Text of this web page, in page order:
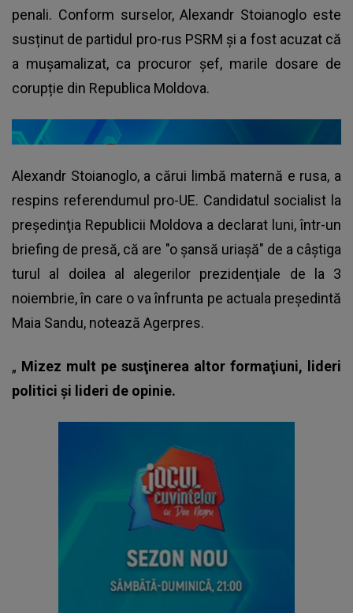
penali. Conform surselor, Alexandr Stoianoglo este
susținut de partidul pro-rus PSRM și a fost acuzat că
a mușamalizat, ca procuror șef, marile dosare de
corupție din Republica Moldova.
Alexandr Stoianoglo, a cărui limbă maternă e rusa, a
respins referendumul pro-UE. Candidatul socialist la
preşedinţia Republicii Moldova a declarat luni, într-un
briefing de presă, că are "o şansă uriaşă" de a câştiga
turul al doilea al alegerilor prezidenţiale de la 3
noiembrie, în care o va înfrunta pe actuala preşedintă
Maia Sandu, notează Agerpres.
„ Mizez mult pe susţinerea altor formaţiuni, lideri
politici şi lideri de opinie.